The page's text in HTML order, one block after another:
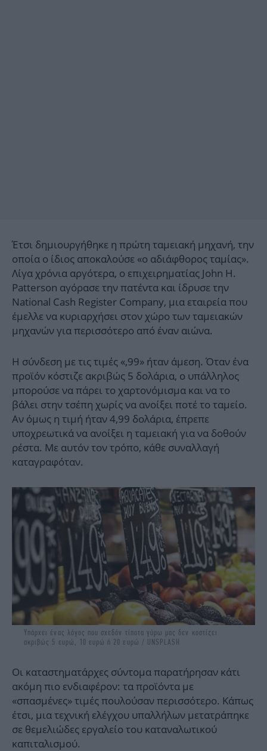
Έτσι δημιουργήθηκε η πρώτη ταμειακή μηχανή, την
οποία ο ίδιος αποκαλούσε «ο αδιάφθορος ταμίας».
Λίγα χρόνια αργότερα, ο επιχειρηματίας John H.
Patterson αγόρασε την πατέντα και ίδρυσε την
National Cash Register Company, μια εταιρεία που
έμελλε να κυριαρχήσει στον χώρο των ταμειακών
μηχανών για περισσότερο από έναν αιώνα.
Η σύνδεση με τις τιμές «,99» ήταν άμεση. Όταν ένα
προϊόν κόστιζε ακριβώς 5 δολάρια, ο υπάλληλος
μπορούσε να πάρει το χαρτονόμισμα και να το
βάλει στην τσέπη χωρίς να ανοίξει ποτέ το ταμείο.
Αν όμως η τιμή ήταν 4,99 δολάρια, έπρεπε
υποχρεωτικά να ανοίξει η ταμειακή για να δοθούν
ρέστα. Με αυτόν τον τρόπο, κάθε συναλλαγή
καταγραφόταν.
Υπάρχει ένας λόγος που σχεδόν τίποτα γύρω μας δεν κοστίζει
ακριβώς 5 ευρώ, 10 ευρώ ή 20 ευρώ / UNSPLASH
Οι καταστηματάρχες σύντομα παρατήρησαν κάτι
ακόμη πιο ενδιαφέρον: τα προϊόντα με
«σπασμένες» τιμές πουλούσαν περισσότερο. Κάπως
έτσι, μια τεχνική ελέγχου υπαλλήλων μετατράπηκε
σε θεμελιώδες εργαλείο του καταναλωτικού
καπιταλισμού.